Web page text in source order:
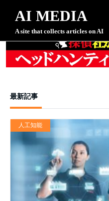
AI MEDIA
A site that collects articles on AI
最新記事
人工知能